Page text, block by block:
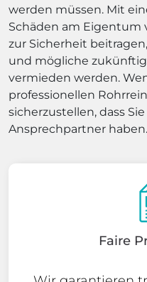
werden müssen. Mit
Schäden am Eigentum
zur Sicherheit
und mögliche
vermieden werden.
professionellen
sicherzustellen, dass
Ansprechpartner haben.
Faire